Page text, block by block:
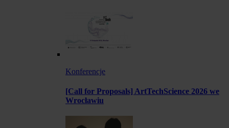
Konferencje
[Call for Proposals] ArtTechScience 2026 we
Wrocławiu